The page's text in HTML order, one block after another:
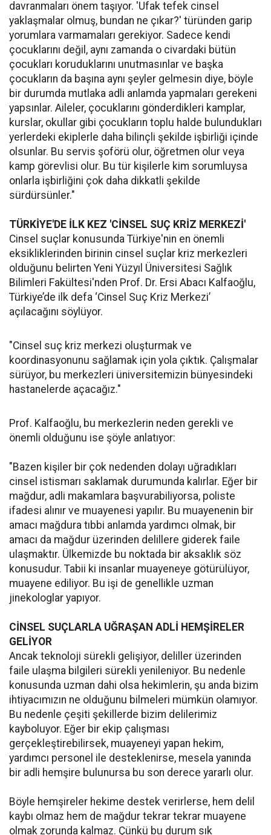
davranmaları önem taşıyor. 'Ufak tefek cinsel
yaklaşmalar olmuş, bundan ne çıkar?' türünden garip
yorumlara varmamaları gerekiyor. Sadece kendi
çocuklarını değil, aynı zamanda o civardaki bütün
çocukları koruduklarını unutmasınlar ve başka
çocukların da başına aynı şeyler gelmesin diye, böyle
bir durumda mutlaka adli anlamda yapmaları gerekeni
yapsınlar. Aileler, çocuklarını gönderdikleri kamplar,
kurslar, okullar gibi çocukların toplu halde bulundukları
yerlerdeki ekiplerle daha bilinçli şekilde işbirliği içinde
olsunlar. Bu servis şoförü olur, öğretmen olur veya
kamp görevlisi olur. Bu tür kişilerle kim sorumluysa
onlarla işbirliğini çok daha dikkatli şekilde
sürdürsünler."
TÜRKİYE'DE İLK KEZ 'CİNSEL SUÇ KRİZ MERKEZİ'
Cinsel suçlar konusunda Türkiye'nin en önemli
eksikliklerinden birinin cinsel suçlar kriz merkezleri
olduğunu belirten Yeni Yüzyıl Üniversitesi Sağlık
Bilimleri Fakültesi'nden Prof. Dr. Ersi Abacı Kalfaoğlu,
Türkiye’de ilk defa ‘Cinsel Suç Kriz Merkezi’
açılacağını söylüyor.
"Cinsel suç kriz merkezi oluşturmak ve
koordinasyonunu sağlamak için yola çıktık. Çalışmalar
sürüyor, bu merkezleri üniversitemizin bünyesindeki
hastanelerde açacağız."
Prof. Kalfaoğlu, bu merkezlerin neden gerekli ve
önemli olduğunu ise şöyle anlatıyor:
"Bazen kişiler bir çok nedenden dolayı uğradıkları
cinsel istismarı saklamak durumunda kalırlar. Eğer bir
mağdur, adli makamlara başvurabiliyorsa, poliste
ifadesi alınır ve muayenesi yapılır. Bu muayenenin bir
amacı mağdura tıbbi anlamda yardımcı olmak, bir
amacı da mağdur üzerinden delillere giderek faile
ulaşmaktır. Ülkemizde bu noktada bir aksaklık söz
konusudur. Tabii ki insanlar muayeneye götürülüyor,
muayene ediliyor. Bu işi de genellikle uzman
jinekologlar yapıyor.
CİNSEL SUÇLARLA UĞRAŞAN ADLİ HEMŞİRELER
GELİYOR
Ancak teknoloji sürekli gelişiyor, deliller üzerinden
faile ulaşma bilgileri sürekli yenileniyor. Bu nedenle
konusunda uzman dahi olsa hekimlerin, şu anda bizim
ihtiyacımızın ne olduğunu bilmeleri mümkün olamıyor.
Bu nedenle çeşiti şekillerde bizim delilerimiz
kayboluyor. Eğer bir ekip çalışması
gerçekleştirebilirsek, muayeneyi yapan hekim,
yardımcı personel ile desteklenirse, mesela yanında
bir adli hemşire bulunursa bu son derece yararlı olur.
Böyle hemşireler hekime destek verirlerse, hem delil
kaybı olmaz hem de mağdur tekrar tekrar muayene
olmak zorunda kalmaz. Çünkü bu durum sık